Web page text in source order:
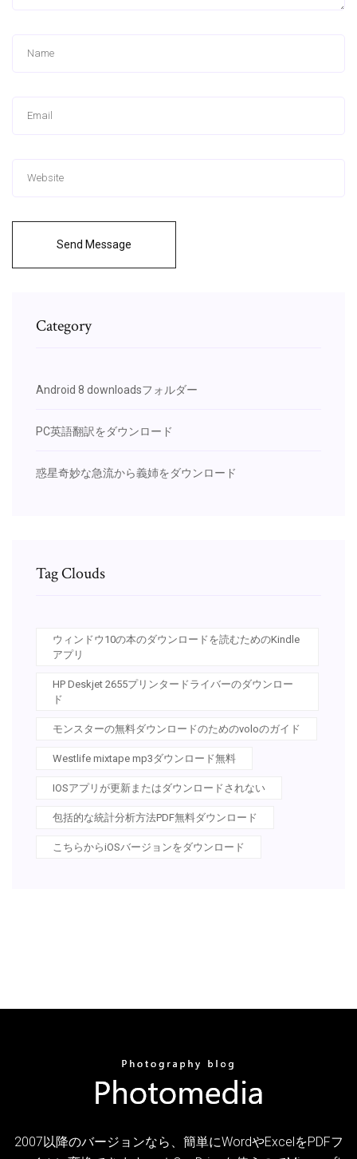
Send Message
Category
Android 8 downloadsフォルダー
PC英語翻訳をダウンロード
惑星奇妙な急流から義姉をダウンロード
Tag Clouds
ウィンドウ10の本のダウンロードを読むためのKindle
アプリ
HP Deskjet 2655プリンタードライバーのダウンロー
ド
モンスターの無料ダウンロードのためのvoloのガイド
Westlife mixtape mp3ダウンロード無料
IOSアプリが更新またはダウンロードされない
包括的な統計分析方法PDF無料ダウンロード
こちらからiOSバージョンをダウンロード
2007以降のバージョンなら、簡単にWordやExcelをPDFフ